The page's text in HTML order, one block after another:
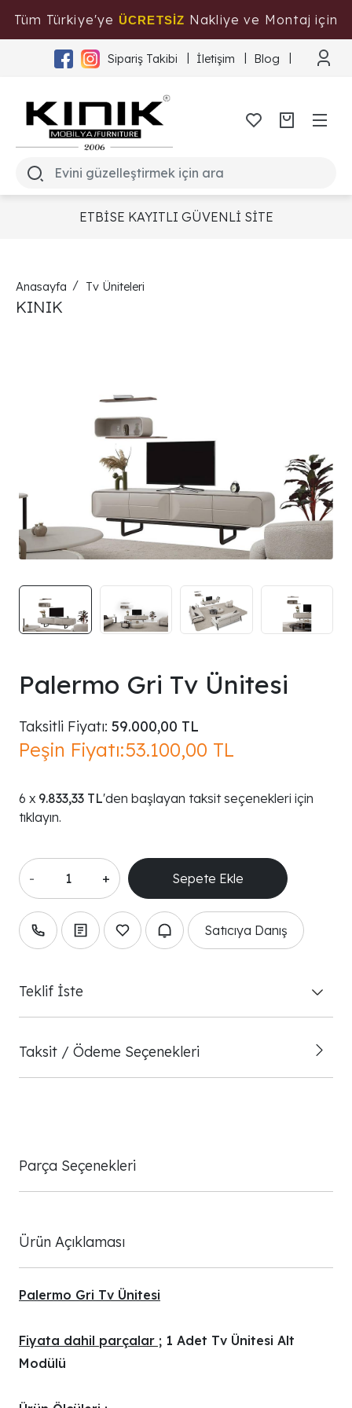
Tüm Türkiye'ye ÜCRETSİZ Nakliye ve Montaj için
Tıklayınız
Sipariş Takibi İletişim Blog
ETBİSE KAYITLI GÜVENLİ SİTE
Anasayfa Tv Üniteleri
KINIK
Palermo Gri Tv Ünitesi
Taksitli Fiyatı: 59.000,00 TL
Peşin Fiyatı:53.100,00 TL
9.833,33 TL'den başlayan taksit seçenekleri için
tıklayın.
- +
Satıcıya Danış
Teklif İste
Taksit / Ödeme Seçenekleri
Parça Seçenekleri
Ürün Açıklaması
Palermo Gri Tv Ünitesi
Fiyata dahil parçalar ; 1 Adet Tv Ünitesi Alt
Modülü